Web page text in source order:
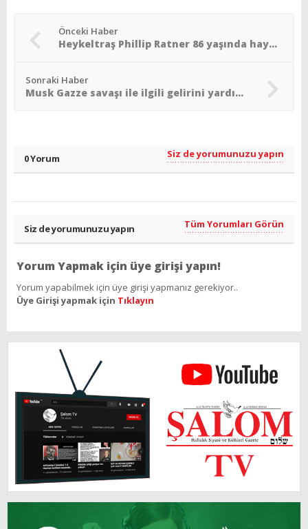
Önceki Haber
Heykeltraş Phillip Ratner 86 yaşında hayata gözlerini yumdu
Sonraki Haber
Musk Gazze savaşı ile ilgili gelirini yardım kuruluşlarına bağışlayacak
0 Yorum Siz de yorumunuzu yapın
Siz de yorumunuzu yapın Tüm Yorumları Görün
Yorum Yapmak için üye girişi yapın!
Yorum yapabilmek için üye girişi yapmanız gerekiyor..
Üye Girişi yapmak için Tıklayın